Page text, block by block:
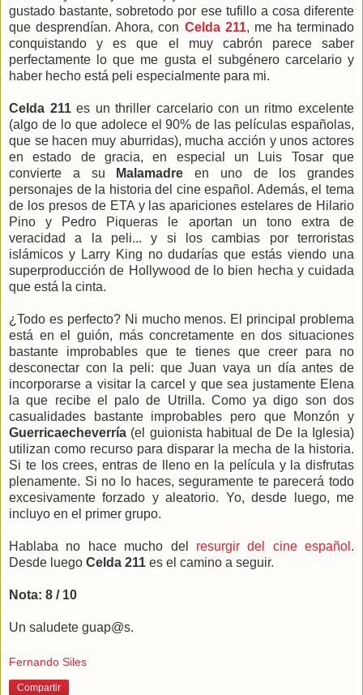
gustado bastante, sobretodo por ese tufillo a cosa diferente
que desprendían. Ahora, con Celda 211, me ha terminado
conquistando y es que el muy cabrón parece saber
perfectamente lo que me gusta el subgénero carcelario y
haber hecho está peli especialmente para mi.
Celda 211es un thriller carcelario con un ritmo excelente
(algo de lo que adolece el 90% de las películas españolas,
que se hacen muy aburridas), mucha acción y unos actores
en estado de gracia, en especial un Luis Tosar que
convierte a su
Malamadre en uno de los grandes
personajes de la historia del cine español. Además, el tema
de los presos de ETA y las apariciones estelares de Hilario
Pino y Pedro Piqueras le aportan un tono extra de
veracidad a la peli... y si los cambias por terroristas
islámicos y Larry King no dudarías que estás viendo una
superproducción de Hollywood de lo bien hecha y cuidada
que está la cinta.
¿Todo es perfecto? Ni mucho menos. El principal problema
está en el guión, más concretamente en dos situaciones
bastante improbables que te tienes que creer para no
desconectar con la peli: que Juan vaya un día antes de
incorporarse a visitar la carcel y que sea justamente Elena
la que recibe el palo de Utrilla. Como ya digo son dos
casualidades bastante improbables pero que Monzón y
Guerricaecheverría (el guionista habitual de De la Iglesia)
utilizan como recurso para disparar la mecha de la historia.
Si te los crees, entras de lleno en la película y la disfrutas
plenamente. Si no lo haces, seguramente te parecerá todo
excesivamente forzado y aleatorio. Yo, desde luego, me
incluyo en el primer grupo.
Hablaba no hace mucho del resurgir del cine español .
Desde luego Celda 211 es el camino a seguir.
Nota: 8 / 10
Un saludete guap@s.
Fernando Siles
Compartir